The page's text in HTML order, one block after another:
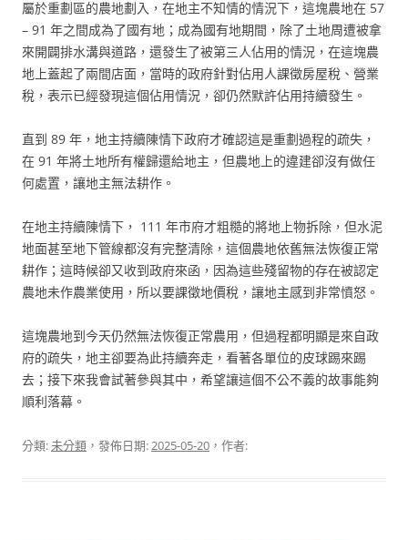
屬於重劃區的農地劃入，在地主不知情的情況下，這塊農地在 57
– 91 年之間成為了國有地；成為國有地期間，除了土地周遭被拿
來開闢排水溝與道路，還發生了被第三人佔用的情況，在這塊農
地上蓋起了兩間店面，當時的政府針對佔用人課徵房屋稅、營業
稅，表示已經發現這個佔用情況，卻仍然默許佔用持續發生。
直到 89 年，地主持續陳情下政府才確認這是重劃過程的疏失，
在 91 年將土地所有權歸還給地主，但農地上的違建卻沒有做任
何處置，讓地主無法耕作。
在地主持續陳情下， 111 年市府才粗糙的將地上物拆除，但水泥
地面甚至地下管線都沒有完整清除，這個農地依舊無法恢復正常
耕作；這時候卻又收到政府來函，因為這些殘留物的存在被認定
農地未作農業使用，所以要課徵地價稅，讓地主感到非常憤怒。
這塊農地到今天仍然無法恢復正常農用，但過程都明顯是來自政
府的疏失，地主卻要為此持續奔走，看著各單位的皮球踢來踢
去；接下來我會試著參與其中，希望讓這個不公不義的故事能夠
順利落幕。
分類:未分類 ，發佈日期:2025-05-20 ，作者: